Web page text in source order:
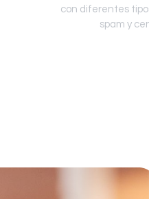
con diferentes
spam y